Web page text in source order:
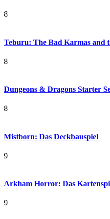
8
Teburu: The Bad Karmas and
8
Dungeons & Dragons Starter
8
Mistborn: Das Deckbauspiel
9
Arkham Horror: Das
9